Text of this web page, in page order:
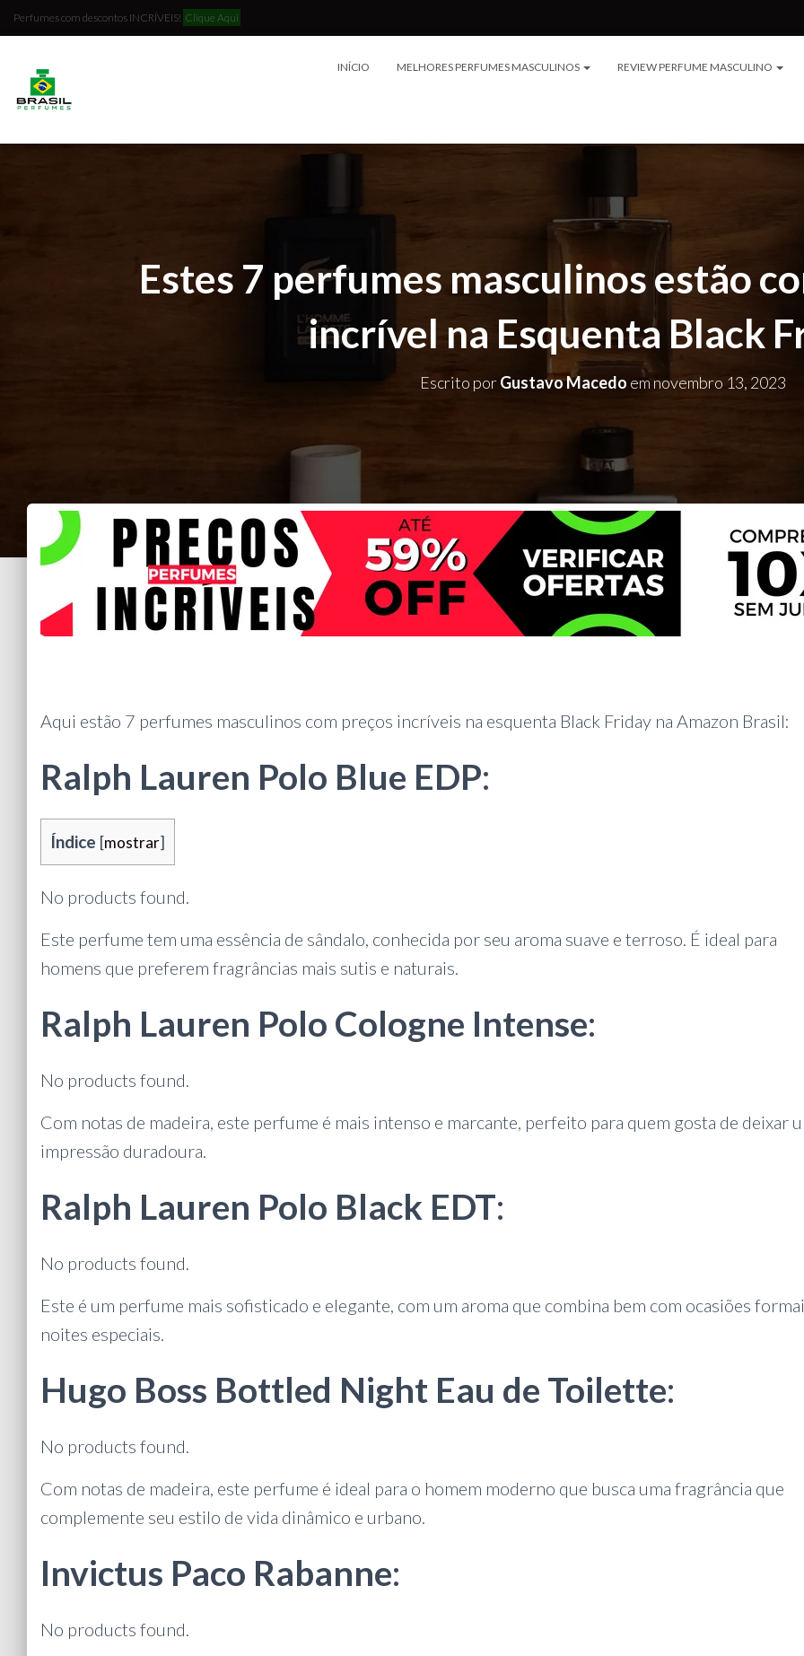
Perfumes com descontos INCRÍVEIS! Clique Aqui
INÍCIO MELHORES PERFUMES MASCULINOS REVIEW PERFUME MASCULINO
Estes 7 perfumes masculinos estão
incrível na Esquenta Black
Escrito porGustavo Macedo em novembro 13, 2023
Aqui estão 7 perfumes masculinos com preços incríveis na esquenta Black Friday na Amazon Brasil:
Ralph Lauren Polo Blue EDP:
Índice [mostrar]
No products found.
Este perfume tem uma essência de sândalo, conhecida por seu aroma suave e terroso. É ideal para
homens que preferem fragrâncias mais sutis e naturais.
Ralph Lauren Polo Cologne Intense:
No products found.
Com notas de madeira, este perfume é mais intenso e marcante, perfeito para quem gosta de deixar
impressão duradoura.
Ralph Lauren Polo Black EDT:
No products found.
Este é um perfume mais sofisticado e elegante, com um aroma que combina bem com ocasiões
noites especiais.
Hugo Boss Bottled Night Eau de Toilette:
No products found.
Com notas de madeira, este perfume é ideal para o homem moderno que busca uma fragrância que
complemente seu estilo de vida dinâmico e urbano.
Invictus Paco Rabanne:
No products found.